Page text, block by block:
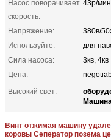
Насос поворачивает
скорость:
43р/мин
Напряжение:
380в/
Используйте:
для
Сила насоса:
3кв, 4кв
Цена:
Высокий свет:
Винт отжимая машину
коровы Сеператор позема